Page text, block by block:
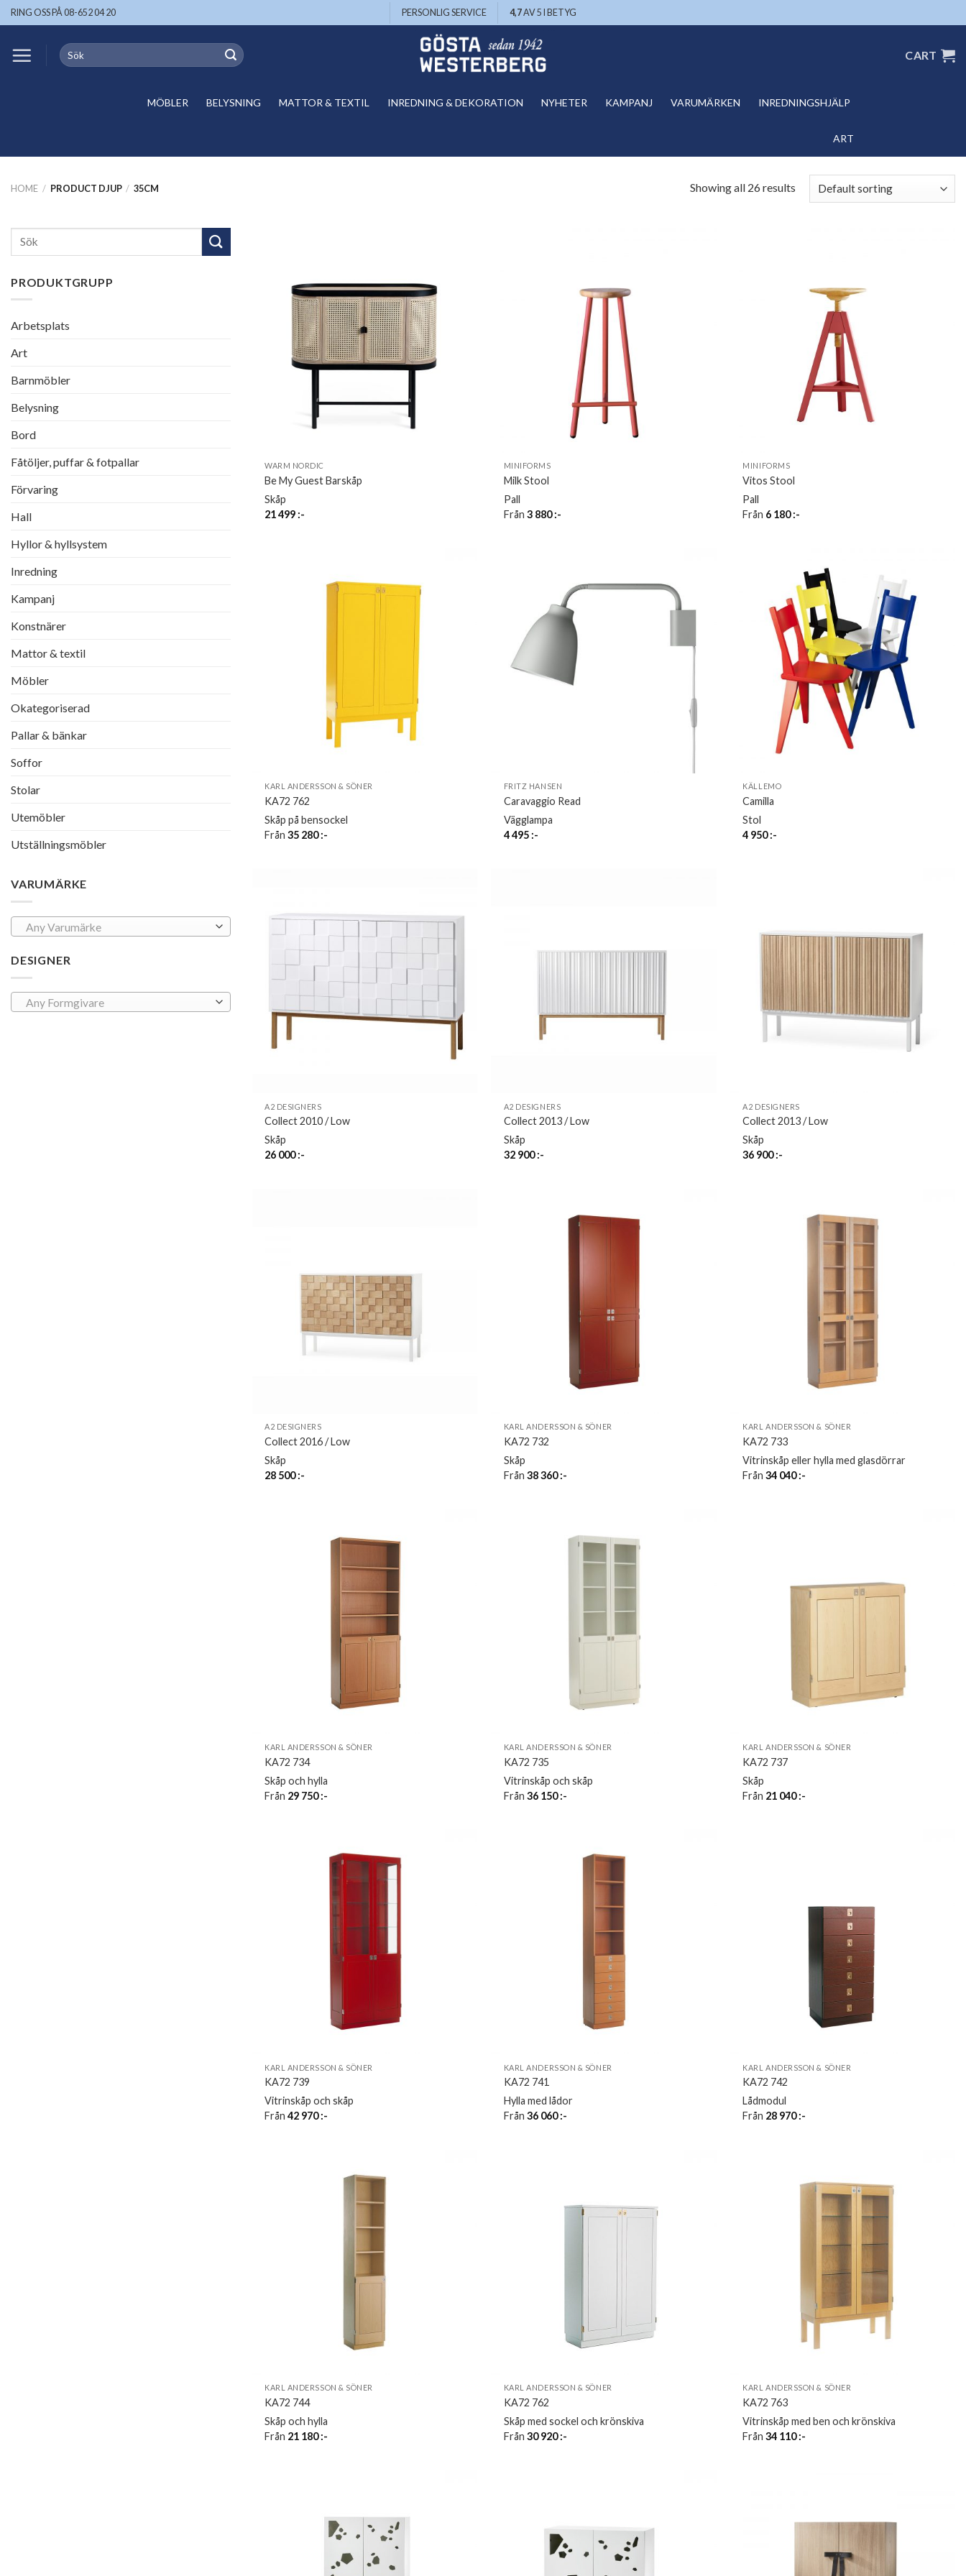
Skip
to
RING OSS PÅ 08-652 04 20 PERSONLIG SERVICE 4,7AV 5 I BETYG
Search
for:
CART
MÖBLER BELYSNING MATTOR & TEXTIL INREDNING & DEKORATION NYHETER KAMPANJ VARUMÄRKEN INREDNINGSHJÄLP
ART
HOME / PRODUCT DJUP / 35CM Showing all 26 results
Search
PRODUKTGRUPP
Arbetsplats
Art
Barnmöbler
Belysning
Bord
Fåtöljer, puffar & fotpallar
Förvaring
Hall
Hyllor & hyllsystem
Inredning
Kampanj
Konstnärer
Mattor & textil
Möbler
Okategoriserad
Pallar & bänkar
Soffor
Stolar
Utemöbler
Utställningsmöbler
VARUMÄRKE
Any Varumärke
DESIGNER
Any Formgivare
WARM NORDIC
Be My Guest Barskåp
Skåp
21 499 :-
MINIFORMS
Milk Stool
Pall
Från 3 880:-
MINIFORMS
Vitos Stool
Pall
Från 6 180:-
KARL ANDERSSON & SÖNER
KA72 762
Skåp på bensockel
Från35 280:-
FRITZ HANSEN
Caravaggio Read
Vägglampa
4 495 :-
KÄLLEMO
Camilla
Stol
4 950:-
A2 DESIGNERS
Collect 2010 / Low
Skåp
26 000:-
A2 DESIGNERS
Collect 2013 / Low
Skåp
32 900:-
A2 DESIGNERS
Collect 2013 / Low
Skåp
36 900:-
A2 DESIGNERS
Collect 2016 / Low
Skåp
28 500:-
KARL ANDERSSON & SÖNER
KA72 732
Skåp
Från 38 360:-
KARL ANDERSSON & SÖNER
KA72 733
Vitrinskåp eller hylla med glasdörrar
Från34 040:-
KARL ANDERSSON & SÖNER
KA72 734
Skåp och hylla
Från 29 750:-
KARL ANDERSSON & SÖNER
KA72 735
Vitrinskåp och skåp
Från 36 150:-
KARL ANDERSSON & SÖNER
KA72 737
Skåp
Från 21 040:-
KARL ANDERSSON & SÖNER
KA72 739
Vitrinskåp och skåp
Från42 970:-
KARL ANDERSSON & SÖNER
KA72 741
Hylla med lådor
Från 36 060:-
KARL ANDERSSON & SÖNER
KA72 742
Lådmodul
Från 28 970:-
KARL ANDERSSON & SÖNER
KA72 744
Skåp och hylla
Från 21 180:-
KARL ANDERSSON & SÖNER
KA72 762
Skåp med sockel och krönskiva
Från 30 920:-
KARL ANDERSSON & SÖNER
KA72 763
Vitrinskåp med ben och krönskiva
Från34 110:-